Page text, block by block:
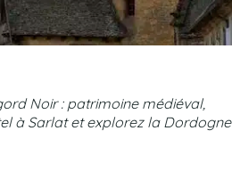
Noir : patrimoine médiéval,
à Sarlat et explorez la Dordogne